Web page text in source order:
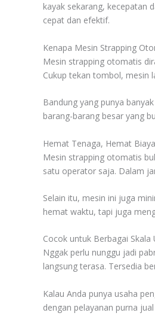
kayak sekarang, kecepatan
cepat dan efektif.
Kenapa Mesin Strapping
Mesin strapping otomatis
Cukup tekan tombol, mesin
Bandung yang punya
barang-barang besar yang
Hemat Tenaga, Hemat
Mesin strapping otomatis
satu operator saja. Dalam
Selain itu, mesin ini juga
hemat waktu, tapi juga
Cocok untuk Berbagai Skala
Nggak perlu nunggu jadi
langsung terasa. Tersedia
Kalau Anda punya usaha
dengan pelayanan purna